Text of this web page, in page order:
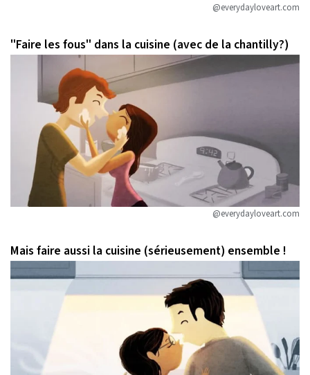
@everydayloveart.com
"Faire les fous" dans la cuisine (avec de la chantilly?)
@everydayloveart.com
Mais faire aussi la cuisine (sérieusement) ensemble !